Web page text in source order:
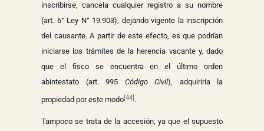
inscribirse, cancela cualquier registro a su nombre
(art. 6° Ley N° 19.903), dejando vigente la inscripción
del causante. A partir de este efecto, es que podrían
iniciarse los trámites de la herencia vacante y, dado
que el fisco se encuentra en el último orden
abintestato (art. 995 Código Civil), adquiriría la
propiedad por este modo[44] .
Tampoco se trata de la accesión, ya que el supuesto